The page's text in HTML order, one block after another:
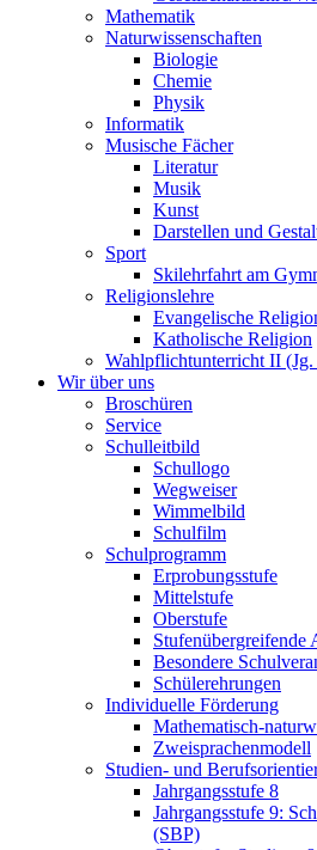
Mathematik
Naturwissenschaften
Biologie
Chemie
Physik
Informatik
Musische Fächer
Literatur
Musik
Kunst
Darstellen und
Sport
Skilehrfahrt am
Religionslehre
Evangelische
Katholische Religion
Wahlpflichtunterricht II
Wir über uns
Broschüren
Service
Schulleitbild
Schullogo
Wegweiser
Wimmelbild
Schulfilm
Schulprogramm
Erprobungsstufe
Mittelstufe
Oberstufe
Stufenübergreifende
Besondere
Schülerehrungen
Individuelle Förderung
Mathematisch-
Zweisprachenmodell
Studien- und
Jahrgangsstufe 8
Jahrgangsstufe 9:
(SBP)